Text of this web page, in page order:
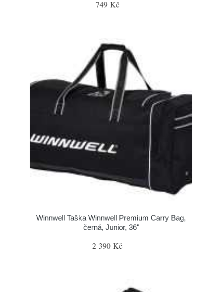
749 Kč
Winnwell Taška Winnwell Premium Carry Bag,
černá, Junior, 36"
2 390 Kč